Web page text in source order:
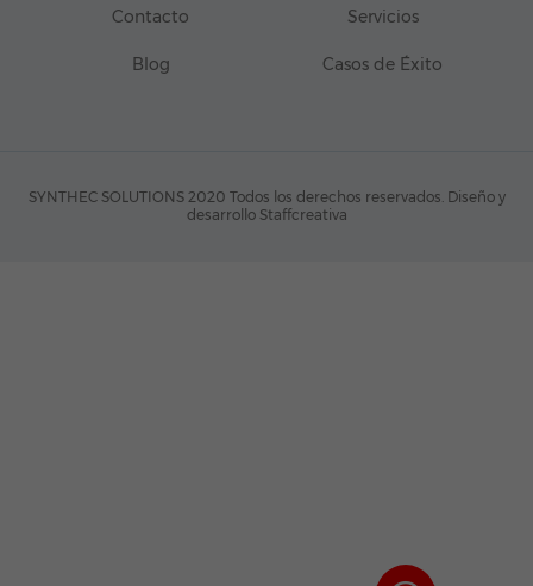
Contacto Servicios
Blog Casos de Éxito
SYNTHEC SOLUTIONS 2020 Todos los derechos reservados. Diseño y
desarrollo Staffcreativa